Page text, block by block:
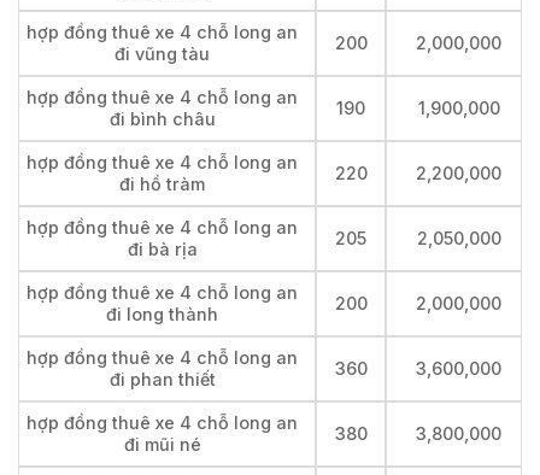
hợp đồng thuê xe 4 chỗ long an
đi vũng tàu
200 2,000,000
hợp đồng thuê xe 4 chỗ long an
đi bình châu
190 1,900,000
hợp đồng thuê xe 4 chỗ long an
đi hồ tràm
220 2,200,000
hợp đồng thuê xe 4 chỗ long an
đi bà rịa
205 2,050,000
hợp đồng thuê xe 4 chỗ long an
đi long thành
200 2,000,000
hợp đồng thuê xe 4 chỗ long an
đi phan thiết
360 3,600,000
hợp đồng thuê xe 4 chỗ long an
đi mũi né
380 3,800,000